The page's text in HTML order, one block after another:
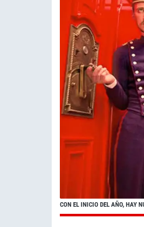
CON EL INICIO DEL AÑO, HAY